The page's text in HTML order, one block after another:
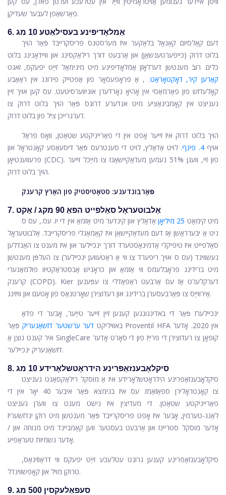
פאַרשאַפן לעבער שעדיקן.
6. אַמלאָדיפּינע בעסילאַטע 10 מג
דעם קאַלסיום קאַנאַל בלאַקער איז מערסטנס פּריסקרייבד פֿאַר הויך
בלוט דרוק (כייפּערטענשאַן) און אַרבעט דורך רילאַקסינג און וויידאַנינג בלוט
כלים. רובֿ מענטשן דערלאָזן אַמלאָדיפּינע מיט מינימאַל זייַט יפעקס, זאגט
קאַרען קיר, דאָקטאָראַט. , אַ פּראָפעסאָר פון אַפּטייק פירונג אין ראַאַבע
קאָלעדזש פון פאַרמאַסי אין אָהיאָ נאָרדערן אוניווערסיטעט. עס קען אויך זיין
געניצט אין קאָמבינאַציע מיט אנדערע דרוגס פֿאַר הויך בלוט דרוק צו
דערגרייכן ציל פון בלוט דרוק.
הויך בלוט דרוק איז זייער אָפט אין די פאַרייניקטע שטאַטן, וואָס פּראַל
אויף 4. פינף.
לויט אַדאַלץ, לויט די סענטרעס פֿאַר דיסעאַסע קאָנטראָל און
פּרעווענטיאָן (CDC). פון זיי, וועגן 51% נעמען מעדאַקיישאַנז צו מייַכל זייער
הויך בלוט דרוק.
פֿאַרבונדענע: סטאַטיסטיק פון האַרץ קרענק
7. אַלבוטעראָל סאַלפייט הפאַ 90 מקג / אַקט
מיט קימאַט 25 מיליאָן
אַדאַלץ און קינדער מיט אַזמאַ אין די יו. עס., עס ס
ניט אַ יבערראַשן אַז דעם מעדאַקיישאַן איז קאַמאַנלי פּריסקרייבד. אַלבוטעראָל
סאַלפייט איז טיפּיקלי אַדמינאַסטערד דורך ינכיילער און איז מענט צו האַנדלען
געשווינד (עס ס אויך ריפערד צו ווי אַ ראַטעווען ינכיילער) צו העלפֿן מענטשן
מיט ברידינג פּראָבלעמס ווי אַזמאַ און כראָניש אַבסטראַקטיוו פּולמאַנערי
קרענק (COPD). Kier דערקלערט אַז עס אַרבעט ראַפּאַדלי צו עפֿענען
אַירווייַס צו פֿאַרבעסערן ברידינג און רעדוצירן שאָרטנאַס פון אָטעם און וויזינג.
ינכיילערז פֿאַר די באדינגונגען קענען זיין זייער טייַער, אָבער די פדאַ
באוויליקט דער ערשטער דזשאַנעריק פֿאַר Proventil HFA אין 2020. אָדער
איר קענט נוצן אַ SingleCare קופּאָן צו רעדוצירן די פּרייַז פון די סאָרט אָדער
דזשאַנעריק ינכיילער.
8. סיקלאָבענזאַפּרינע הידראָטשלאָרידע 10 מג
סיקלאָבענזאַפּרינע הידראָטשלאָרידע איז אַ מוסקל רילאַקסאַנט געניצט
צו קאָנטראָלירן ספּאַזאַמז. עס איז בנימצא פֿאַר איבער 40 יאָר אין די
פאַרייניקטע שטאַטן. די מעדיצין איז נישט מענט צו ווערן געניצט
לאַנג-טערמין, אָבער איז אָפט פּריסקרייבד פֿאַר מענטשן מיט רוקן ינדזשעריז
אָדער מוסקל סטריינז און אַרבעט בעסטער ווען קאַמביינד מיט מנוחה און /
אָדער גשמיות טעראַפּיע.
סיקלאָבענזאַפּרינע קענען גרונט עטלעכע זייַט יפעקס ווי דראַוזינאַס,
טרוקן מויל און קאָפּשווינדל.
9. סעפאַלעקסין 500 מג